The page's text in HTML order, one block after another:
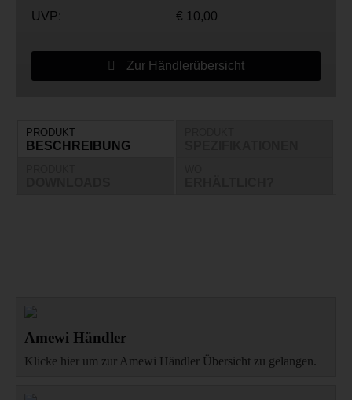
UVP: € 10,00
Zur Händlerübersicht
PRODUKT
BESCHREIBUNG
Amewi Händler
Klicke hier um zur Amewi Händler Übersicht zu gelangen.